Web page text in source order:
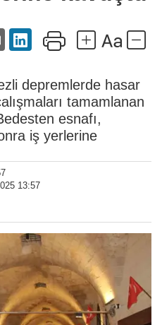
depremlerde hasar
tamamlanan
esnafı,
iş yerlerine
13:57